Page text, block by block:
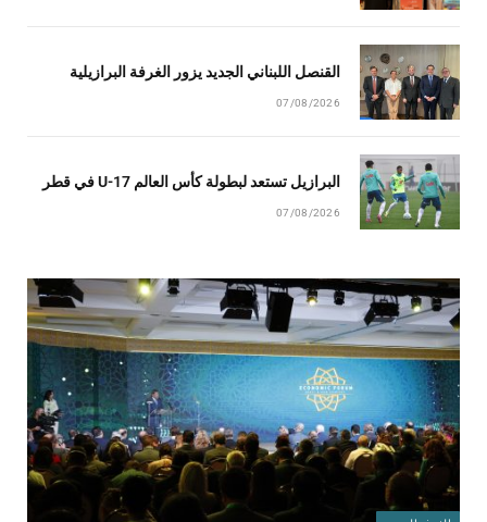
القنصل اللبناني الجديد يزور الغرفة البرازيلية
07/08/2026
البرازيل تستعد لبطولة كأس العالم U-17 في قطر
07/08/2026